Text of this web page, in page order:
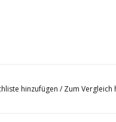
hinzufügen / Zum Vergleich